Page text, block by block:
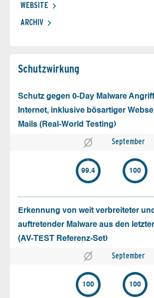
WEBSITE
ARCHIV
Schutz­wirkung
Schutz gegen 0-Day Malware
Internet, inklusive bösartiger
Mails (Real-World Testing)
September
99.4 100
Erkennung von weit verbreiteter
auftretender Malware aus den
(AV-TEST Referenz-Set)
September
100 100